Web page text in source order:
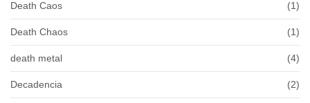
Death Caos (1)
Death Chaos (1)
death metal (4)
Decadencia (2)